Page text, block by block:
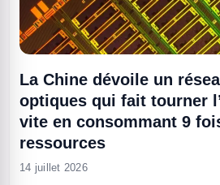
La Chine dévoile un
optiques qui fait tourner
vite en consommant 9
ressources
14 juillet 2026